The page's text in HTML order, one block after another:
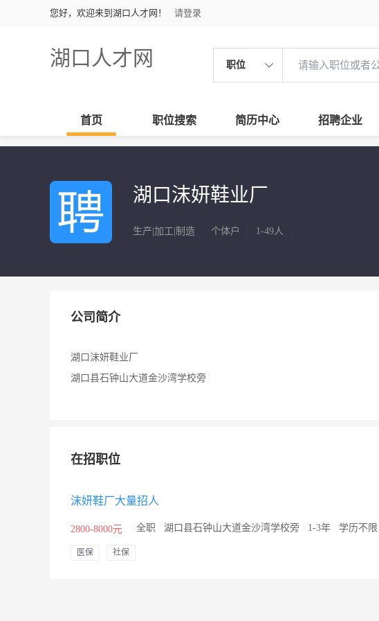
您好，欢迎来到湖口人才网！ 请登录
湖口人才网 职位
首页 职位搜索 简历中心 招聘企业
湖口沫妍鞋业厂
生产|加工|制造 个体户 1-49人
公司简介
湖口沫妍鞋业厂
湖口县石钟山大道金沙湾学校旁
在招职位
沫妍鞋厂大量招人
2800-8000元 全职 湖口县石钟山大道金沙湾学校旁 1-3年 学历不限
医保 社保